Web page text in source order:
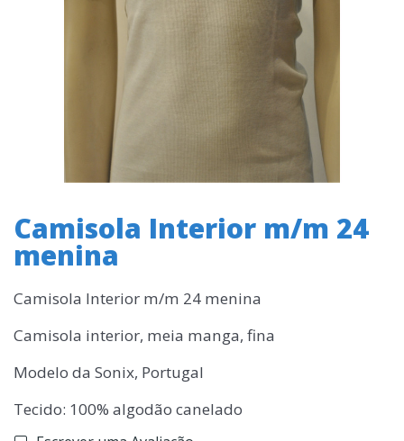
Camisola Interior m/m 24
menina
Camisola Interior m/m 24 menina
Camisola interior, meia manga, fina
Modelo da Sonix, Portugal
Tecido: 100% algodão canelado